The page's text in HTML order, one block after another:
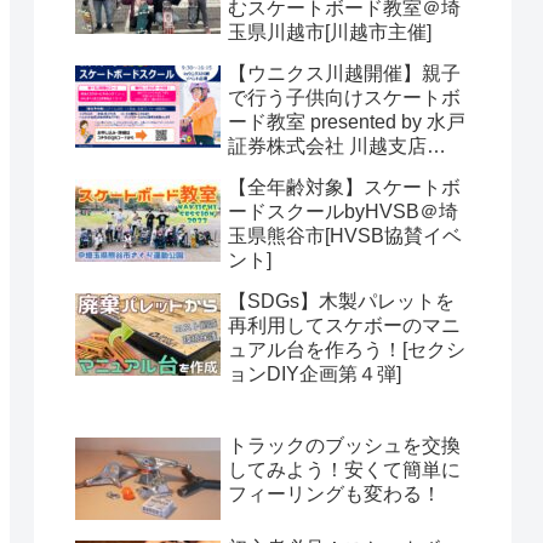
むスケートボード教室＠埼
玉県川越市[川越市主催]
【ウニクス川越開催】親子
で行う子供向けスケートボ
ード教室 presented by 水戸
証券株式会社 川越支店
[HVSB主催]
【全年齢対象】スケートボ
ードスクールbyHVSB＠埼
玉県熊谷市[HVSB協賛イベ
ント]
【SDGs】木製パレットを
再利用してスケボーのマニ
ュアル台を作ろう！[セクシ
ョンDIY企画第４弾]
トラックのブッシュを交換
してみよう！安くて簡単に
フィーリングも変わる！